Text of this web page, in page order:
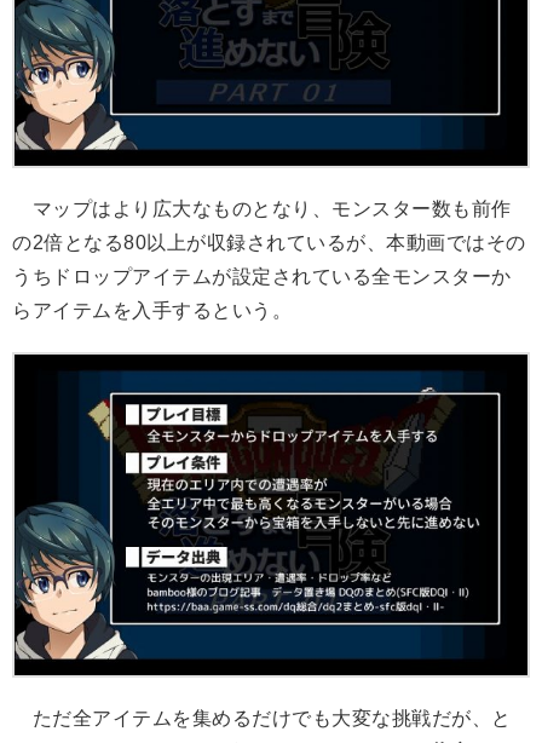
マップはより広大なものとなり、モンスター数も前作
の2倍となる80以上が収録されているが、本動画ではその
うちドロップアイテムが設定されている全モンスターか
らアイテムを入手するという。
ただ全アイテムを集めるだけでも大変な挑戦だが、と